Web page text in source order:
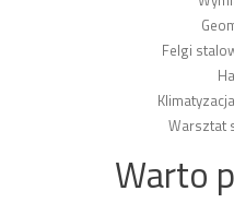
Felgi
Warsztat
Warto